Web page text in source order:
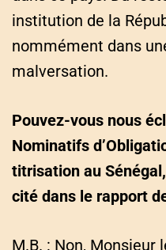
institution de la
nommément dans
malversation.
Pouvez-vous nous
Nominatifs
titrisation au
cité dans le rapport
M.B. : Non, Monsieur